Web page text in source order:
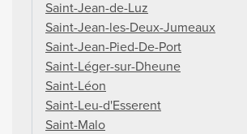
Saint-Jean-de-Luz
Saint-Jean-les-Deux-Jumeaux
Saint-Jean-Pied-De-Port
Saint-Léger-sur-Dheune
Saint-Léon
Saint-Leu-d'Esserent
Saint-Malo